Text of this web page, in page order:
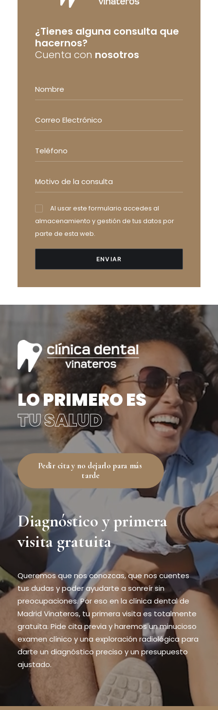
¿Tienes alguna consulta que
hacernos?
Cuenta con nosotros
Al usar este formulario accedes al
almacenamiento y gestión de tus datos por
parte de esta web.
LO PRIMERO ES
TU SALUD
Pedir cita y no dejarlo para más
tarde
Diagnóstico y primera
visita gratuita
Queremos que nos conozcas, que nos cuentes
tus dudas y poder ayudarte a sonreír sin
preocupaciones. Por eso en la clínica dental de
Madrid Vinateros, tu primera visita es totalmente
gratuita. Pide cita previa y haremos un minucioso
examen clínico y una exploración radiológica para
darte un diagnóstico preciso y un presupuesto
ajustado.